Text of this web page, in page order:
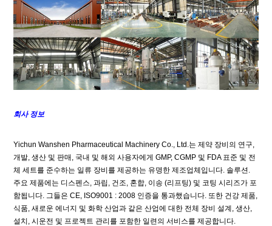
회사 정보
Yichun Wanshen Pharmaceutical Machinery Co., Ltd.는 제약 장비의 연구,
개발, 생산 및 판매, 국내 및 해외 사용자에게 GMP, CGMP 및 FDA 표준 및 전
체 세트를 준수하는 일류 장비를 제공하는 유명한 제조업체입니다. 솔루션.
주요 제품에는 디스펜스, 과립, 건조, 혼합, 이송 (리프팅) 및 코팅 시리즈가 포
함됩니다. 그들은 CE, ISO9001 : 2008 인증을 통과했습니다. 또한 건강 제품,
식품, 새로운 에너지 및 화학 산업과 같은 산업에 대한 전체 장비 설계, 생산,
설치, 시운전 및 프로젝트 관리를 포함한 일련의 서비스를 제공합니다.